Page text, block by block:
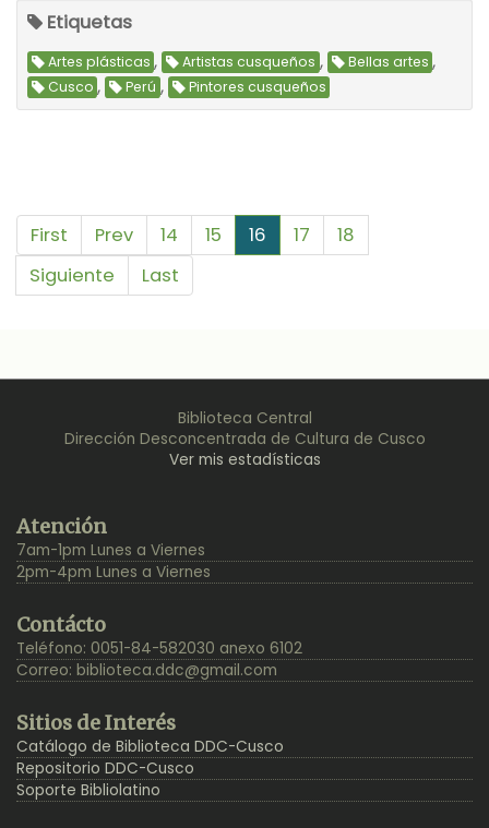
Etiquetas
Artes plásticas , Artistas cusqueños , Bellas artes ,
Cusco , Perú , Pintores cusqueños
First Prev 14 15 16 17
18
Siguiente
Last
Biblioteca Central
Dirección Desconcentrada de Cultura de Cusco
Ver mis estadísticas
Top
Atención
7am-1pm Lunes a Viernes
2pm-4pm Lunes a Viernes
Contácto
Teléfono: 0051-84-582030 anexo 6102
Correo: biblioteca.ddc@gmail.com
Sitios de Interés
Catálogo de Biblioteca DDC-Cusco
Repositorio DDC-Cusco
Soporte Bibliolatino